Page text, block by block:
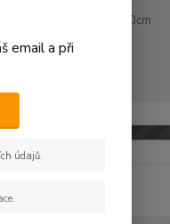
Na dvojlůžko 160x200cm
email a při
údajů.